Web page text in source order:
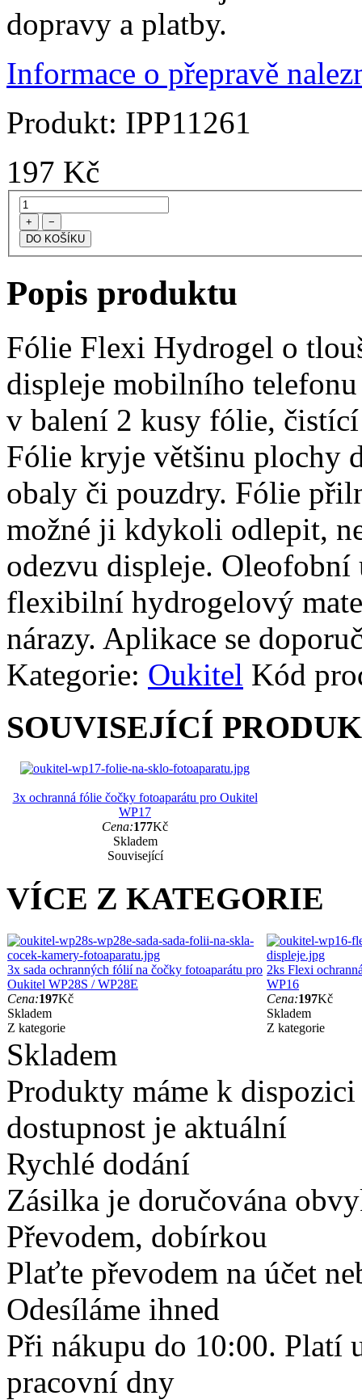
dopravy a platby.
Informace o přepravě
Produkt: IPP11261
197 Kč
+ −
Popis produktu
Fólie Flexi Hydrogel o
displeje mobilního
v balení 2 kusy fólie,
Fólie kryje většinu plochy
obaly či pouzdry. Fólie
možné ji kdykoli odlepit,
odezvu displeje.
flexibilní hydrogelový
nárazy. Aplikace se
Kategorie: Oukitel Kód
SOUVISEJÍCÍ
3x ochranná fólie čočky fotoaparátu pro Oukitel
WP17
Cena:177Kč
Skladem
Související
VÍCE Z KATEGORIE
3x sada ochranných fólií na čočky fotoaparátu pro
Oukitel WP28S / WP28E
Cena:197Kč
Skladem
Z kategorie
2ks Flexi
WP16
Cena:197Kč
Skladem
Z kategorie
Skladem
Produkty máme k
dostupnost je aktuální
Rychlé dodání
Zásilka je doručována
Převodem, dobírkou
Plaťte převodem na účet
Odesíláme ihned
Při nákupu do 10:00. Platí
pracovní dny